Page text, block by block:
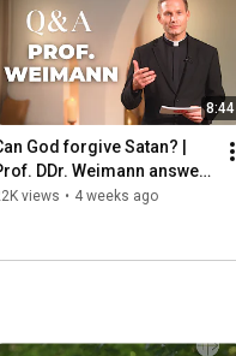
8:44
God forgive Satan? |
DDr. Weimann answers
questions
views • 4 weeks ago